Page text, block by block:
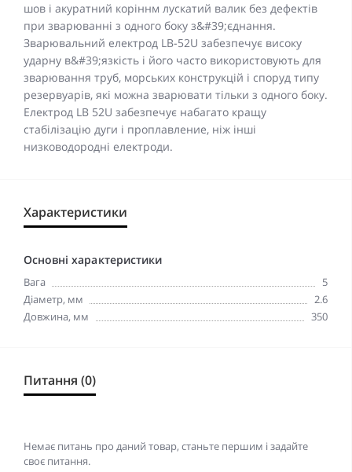
шов і акуратний коріннм лускатий валик без дефектів
при зварюванні з одного боку з&#39;єднання.
Зварювальний електрод LB-52U забезпечує високу
ударну в&#39;язкість і його часто використовують для
зварювання труб, морських конструкцій і споруд типу
резервуарів, які можна зварювати тільки з одного боку.
Електрод LB 52U забезпечує набагато кращу
стабілізацію дуги і проплавление, ніж інші
низководородні електроди.
Характеристики
Основні характеристики
Вага
5
Діаметр, мм
2.6
Довжина, мм
350
Питання (0)
Немає питань про даний товар, станьте першим і задайте
своє питання.